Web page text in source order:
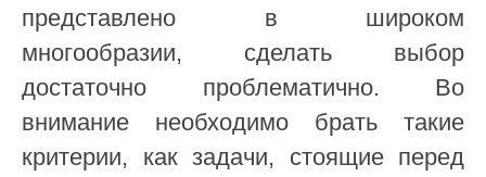
представлено в широком
многообразии, сделать выбор
достаточно проблематично. Во
внимание необходимо брать такие
критерии, как задачи, стоящие перед